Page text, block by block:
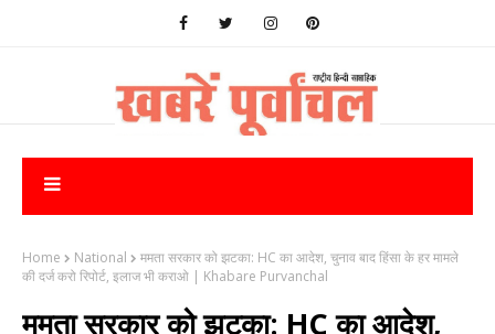
Home National
ममता सरकार को झटका: HC का आदेश, चुनाव बाद हिंसा के हर मामले
की दर्ज करो रिपोर्ट, इलाज भी कराओ | Khabare Purvanchal
ममता सरकार को झटका: HC का आदेश,